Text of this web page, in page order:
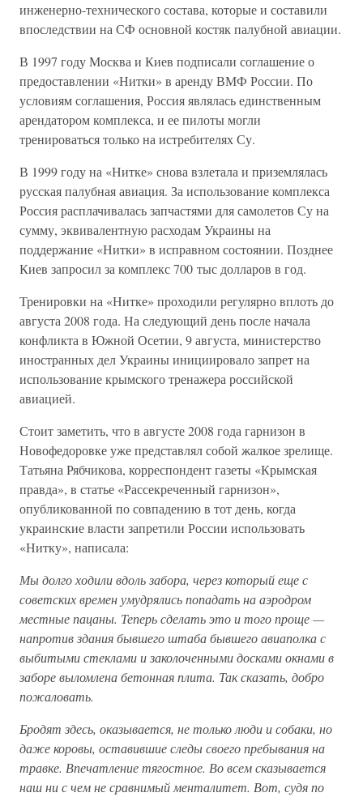
инженерно-технического состава, которые и составили
впоследствии на СФ основной костяк палубной авиации.
В 1997 году Москва и Киев подписали соглашение о
предоставлении «Нитки» в аренду ВМФ России. По
условиям соглашения, Россия являлась единственным
арендатором комплекса, и ее пилоты могли
тренироваться только на истребителях Су.
В 1999 году на «Нитке» снова взлетала и приземлялась
русская палубная авиация. За использование комплекса
Россия расплачивалась запчастями для самолетов Су на
сумму, эквивалентную расходам Украины на
поддержание «Нитки» в исправном состоянии. Позднее
Киев запросил за комплекс 700 тыс долларов в год.
Тренировки на «Нитке» проходили регулярно вплоть до
августа 2008 года. На следующий день после начала
конфликта в Южной Осетии, 9 августа, министерство
иностранных дел Украины инициировало запрет на
использование крымского тренажера российской
авиацией.
Стоит заметить, что в августе 2008 года гарнизон в
Новофедоровке уже представлял собой жалкое зрелище.
Татьяна Рябчикова, корреспондент газеты «Крымская
правда», в статье «Рассекреченный гарнизон»,
опубликованной по совпадению в тот день, когда
украинские власти запретили России использовать
«Нитку», написала:
Мы долго ходили вдоль забора, через который еще с
советских времен умудрялись попадать на аэродром
местные пацаны. Теперь сделать это и того проще —
напротив здания бывшего штаба бывшего авиаполка с
выбитыми стеклами и заколоченными досками окнами в
заборе выломлена бетонная плита. Так сказать, добро
пожаловать.
Бродят здесь, оказывается, не только люди и собаки, но
даже коровы, оставившие следы своего пребывания на
травке. Впечатление тягостное. Во всем сказывается
наш ни с чем не сравнимый менталитет. Вот, судя по